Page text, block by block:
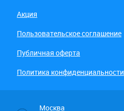
Акция
Пользовательское соглашение
Публичная оферта
Политика конфиденциальности
Москва